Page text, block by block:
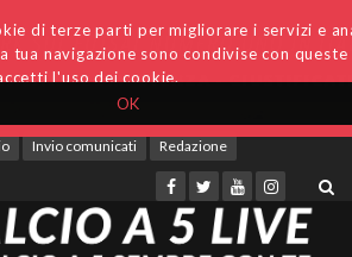
OK
di terze parti per migliorare i servizi e
tua navigazione sono condivise con
l'uso dei cookie.
Invio comunicati Redazione